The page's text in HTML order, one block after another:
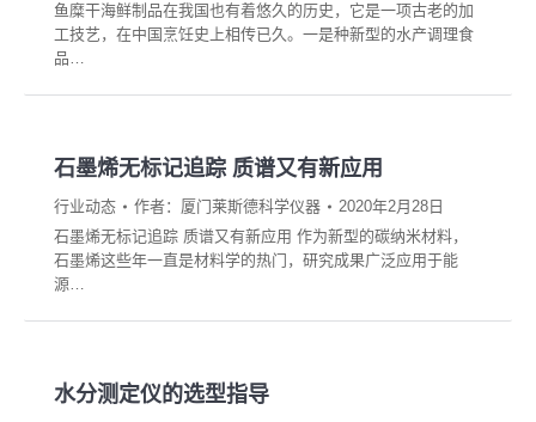
鱼糜干海鲜制品在我国也有着悠久的历史，它是一项古老的加
工技艺，在中国烹饪史上相传已久。一是种新型的水产调理食
品…
石墨烯无标记追踪 质谱又有新应用
行业动态 作者： 厦门莱斯德科学仪器
2020年2月28日
石墨烯无标记追踪 质谱又有新应用 作为新型的碳纳米材料，
石墨烯这些年一直是材料学的热门，研究成果广泛应用于能
源…
水分测定仪的选型指导